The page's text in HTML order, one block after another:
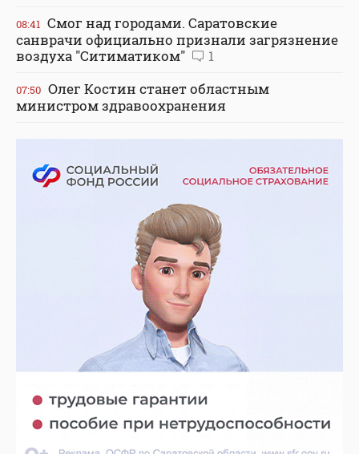
08:41 Смог над городами. Саратовские
санврачи официально признали загрязнение
воздуха "Ситиматиком"
1
07:50 Олег Костин станет областным
министром здравоохранения